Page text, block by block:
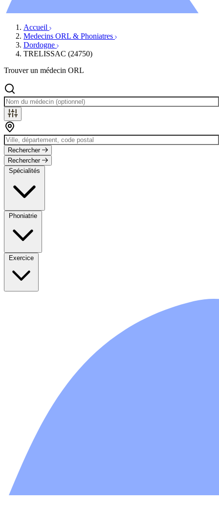
Accueil
Medecins ORL & Phoniatres
Dordogne
TRELISSAC (24750)
Trouver un médecin ORL
Rechercher
Rechercher
Spécialités
Phoniatrie
Exercice